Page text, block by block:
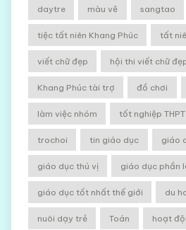
daytre màu vẽ sangtao
tiệc tất niên Khang Phúc tất
viết chữ đẹp hội thi viết chữ
Khang Phúc tài trợ đồ chơi
làm việc nhóm tốt nghiệp
trochoi tin giáo dục giáo
giáo dục thú vị giáo dục phần
giáo dục tốt nhất thế giới du
nuôi dạy trẻ Toán hoạt